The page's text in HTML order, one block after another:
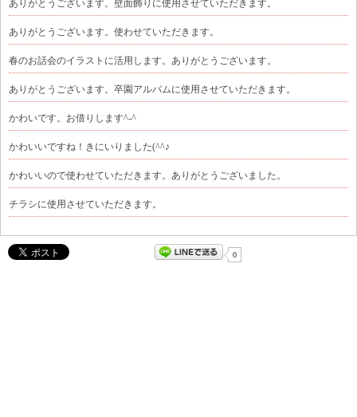
ありがとうございます。壁面飾りに使用させていただきます。
ありがとうございます。使わせていただきます。
春のお話会のイラストに活用します。ありがとうございます。
ありがとうございます。卒園アルバムに使用させていただきます。
かわいです。お借りします^-^
かわいいですね！きにいりました(^^♪
かわいいので使わせていただきます。ありがとうございました。
チラシに使用させていただきます。
0